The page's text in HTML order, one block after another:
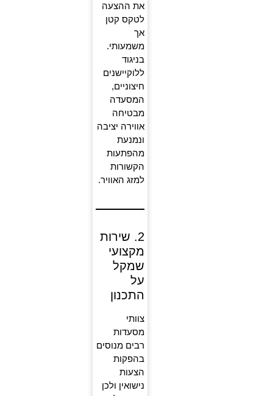
את ההצעה
לטקס קטן
אך
משמעותי.
בניגוד
ללוקיישנים
חיצוניים,
המסעדה
מבטיחה
אווירה יציבה
ונמנעת
מהפתעות
הקשורות
למזג האוויר.
2. שירות
מקצועי
שמקל
על
התכנון
צוותי
מסעדות
רבים מנוסים
בהפקות
הצעות
נישואין ולכן